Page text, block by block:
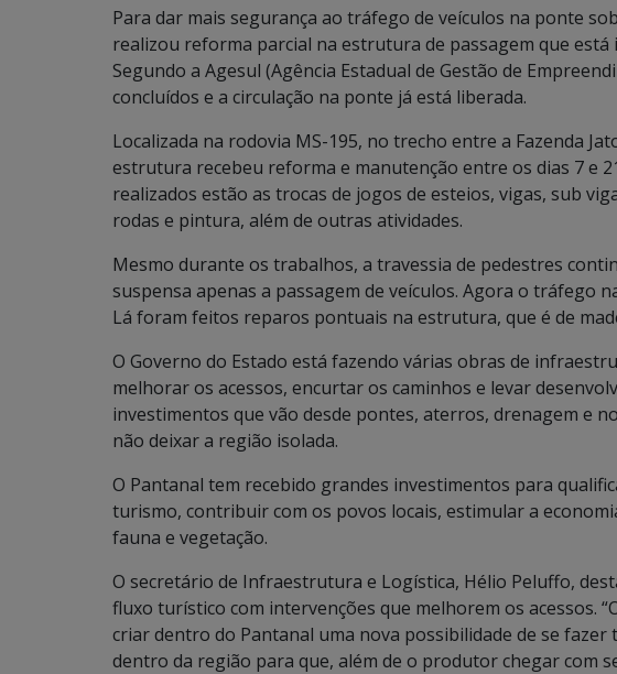
Para dar mais segurança ao tráfego de veículos na ponte
realizou reforma parcial na estrutura de passagem que está
Segundo a Agesul (Agência Estadual de Gestão de
concluídos e a circulação na ponte já está liberada.
Localizada na rodovia MS-195, no trecho entre a Fazenda
estrutura recebeu reforma e manutenção entre os dias 7 e
realizados estão as trocas de jogos de esteios, vigas, sub
rodas e pintura, além de outras atividades.
Mesmo durante os trabalhos, a travessia de pedestres
suspensa apenas a passagem de veículos. Agora o tráfego
Lá foram feitos reparos pontuais na estrutura, que é de
O Governo do Estado está fazendo várias obras de
melhorar os acessos, encurtar os caminhos e levar
investimentos que vão desde pontes, aterros, drenagem e
não deixar a região isolada.
O Pantanal tem recebido grandes investimentos para
turismo, contribuir com os povos locais, estimular a
fauna e vegetação.
O secretário de Infraestrutura e Logística, Hélio Peluffo,
fluxo turístico com intervenções que melhorem os acessos.
criar dentro do Pantanal uma nova possibilidade de se fazer
dentro da região para que, além de o produtor chegar com